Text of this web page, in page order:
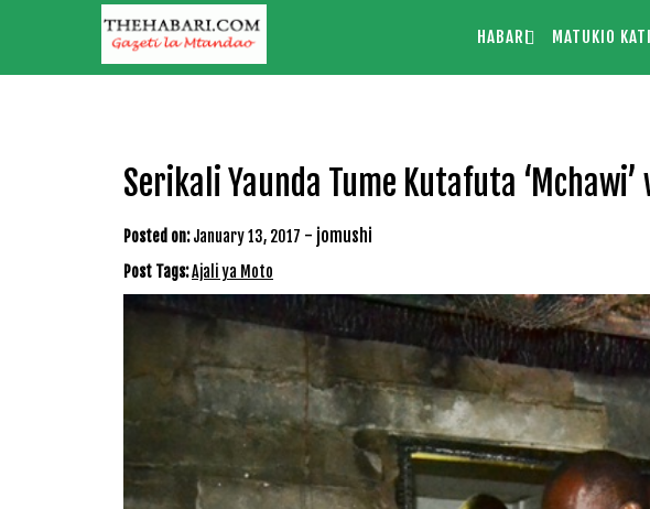
HABARI MATUKIO
Serikali Yaunda Tume Kutafuta
Posted on: January 13, 2017 - jomushi
Post Tags:Ajali ya Moto